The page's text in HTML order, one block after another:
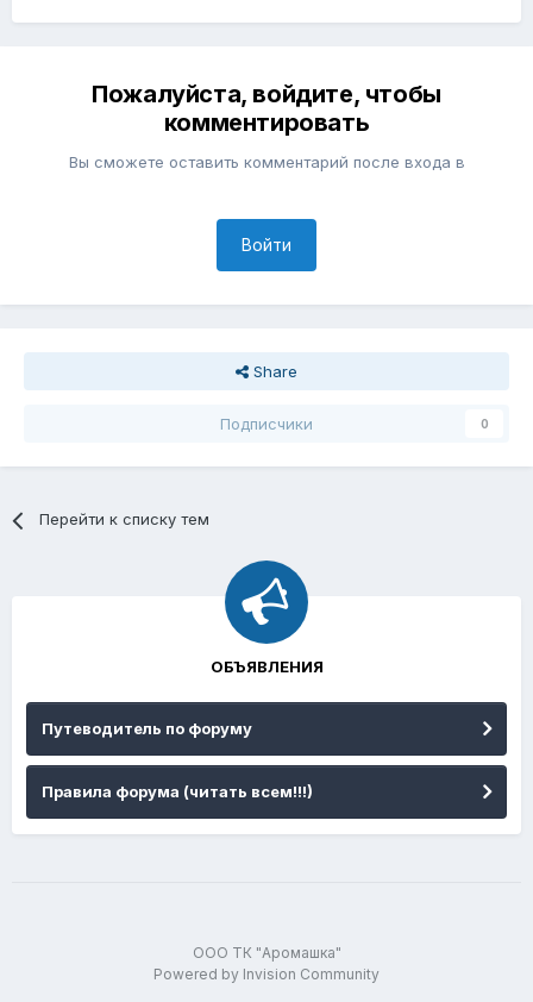
Пожалуйста, войдите, чтобы
комментировать
Вы сможете оставить комментарий после входа в
Войти
Share
Подписчики 0
Перейти к списку тем
ОБЪЯВЛЕНИЯ
Путеводитель по форуму
Правила форума (читать всем!!!)
ООО ТК "Аромашка"
Powered by Invision Community